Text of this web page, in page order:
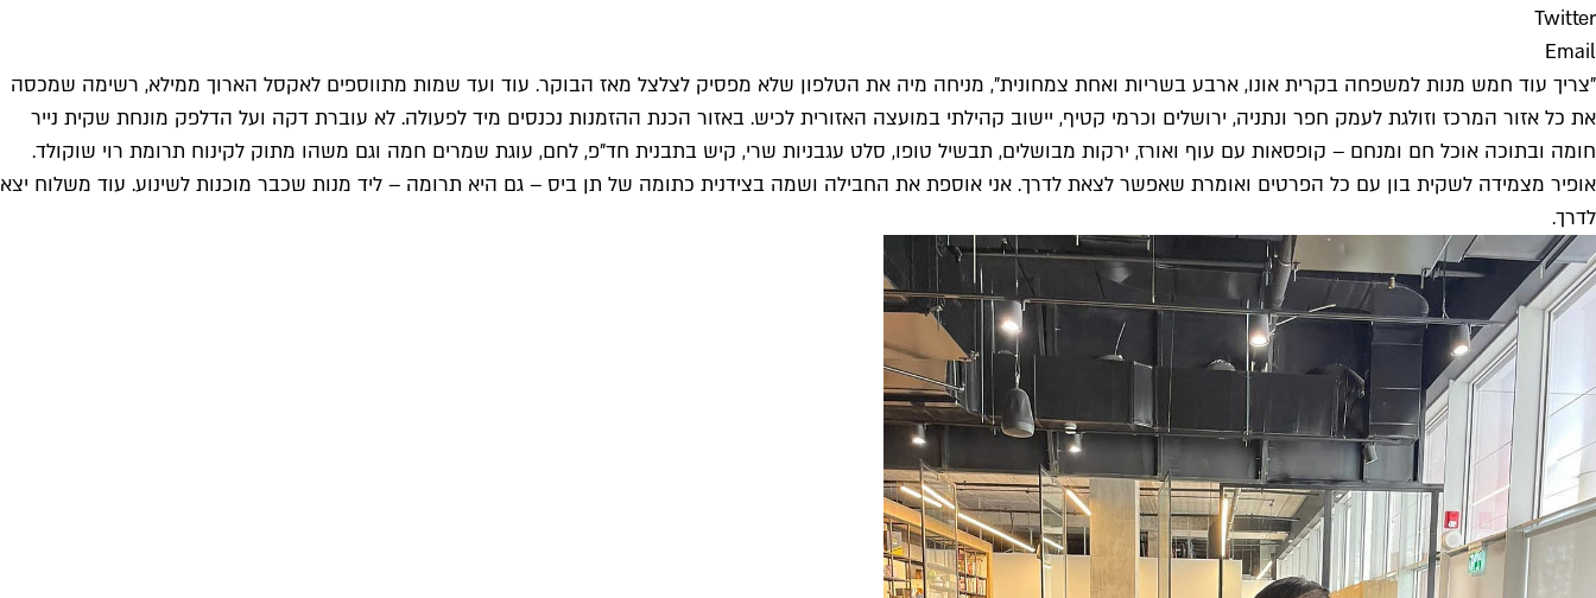
Twitter
Email
"צריך עוד חמש מנות למשפחה בקרית אונו, ארבע בשריות ואחת צמחונית", מניחה מיה את הטלפון שלא מפסיק לצלצל מאז הבוקר. עוד ועד שמות מתווספים לאקסל הארוך ממילא, רשימה שמכסה
את כל אזור המרכז וזולגת לעמק חפר ונתניה, ירושלים וכרמי קטיף, יישוב קהילתי במועצה האזורית לכיש. באזור הכנת ההזמנות נכנסים מיד לפעולה. לא עוברת דקה ועל הדלפק מונחת שקית נייר
חומה ובתוכה אוכל חם ומנחם – קופסאות עם עוף ואורז, ירקות מבושלים, תבשיל טופו, סלט עגבניות שרי, קיש בתבנית חד"פ, לחם, עוגת שמרים חמה וגם משהו מתוק לקינוח תרומת רוי שוקולד.
אופיר מצמידה לשקית בון עם כל הפרטים ואומרת שאפשר לצאת לדרך. אני אוספת את החבילה ושמה בצידנית כתומה של תן ביס – גם היא תרומה – ליד מנות שכבר מוכנות לשינוע. עוד משלוח יצא
לדרך.